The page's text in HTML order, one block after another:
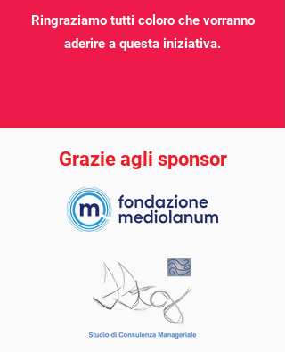
Ringraziamo tutti coloro che vorranno
aderire a questa iniziativa.
Grazie agli sponsor